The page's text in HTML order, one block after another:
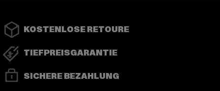
KOSTENLOSE RETOURE
TIEFPREISGARANTIE
SICHERE BEZAHLUNG